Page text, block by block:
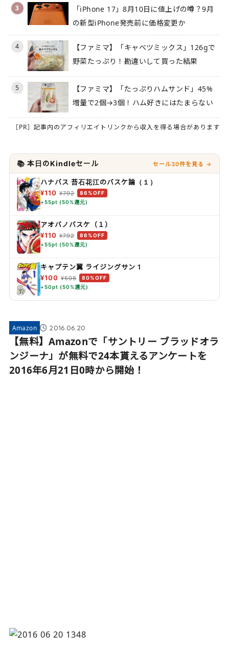
3
「iPhone 17」8月10日に値上げの噂？9月
の新型iPhone発売前に価格変更か
4
【ファミマ】「キャベツミックス」126gで
野菜たっぷり！勘違いして買った結果
5
【ファミマ】「たっぷりハムサンド」45%
増量で2個→3個！ハム好きにはたまらない
［PR］記事内のアフィリエイトリンクから収入を得る場合があります
📚 本日のKindleセール セール30件を見る →
ハナバス 苔石花江のバスケ論（１）
¥110 ¥792
86%OFF
+55pt (50%還元)
アオバノバスケ（１）
¥110 ¥792
86%OFF
+55pt (50%還元)
キャプテン翼 ライジングサン 1
¥100 ¥506
80%OFF
+50pt (50%還元)
Amazon 2016.06.20
【無料】Amazonで「サントリー ブラッドオラ
ンジーナ」が無料で24本貰えるアンケートを
2016年6月21日0時から開始！